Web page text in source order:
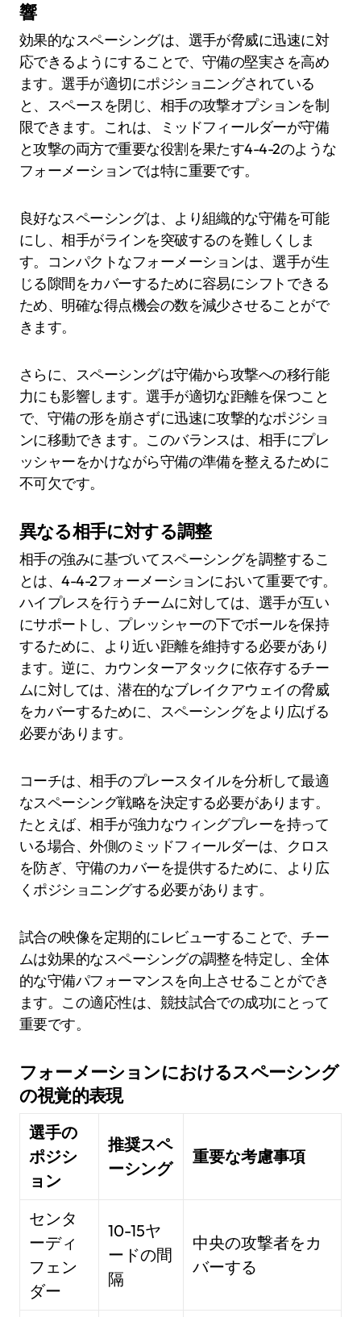
響
効果的なスペーシングは、選手が脅威に迅速に対
応できるようにすることで、守備の堅実さを高め
ます。選手が適切にポジショニングされている
と、スペースを閉じ、相手の攻撃オプションを制
限できます。これは、ミッドフィールダーが守備
と攻撃の両方で重要な役割を果たす4-4-2のような
フォーメーションでは特に重要です。
良好なスペーシングは、より組織的な守備を可能
にし、相手がラインを突破するのを難しくしま
す。コンパクトなフォーメーションは、選手が生
じる隙間をカバーするために容易にシフトできる
ため、明確な得点機会の数を減少させることがで
きます。
さらに、スペーシングは守備から攻撃への移行能
力にも影響します。選手が適切な距離を保つこと
で、守備の形を崩さずに迅速に攻撃的なポジショ
ンに移動できます。このバランスは、相手にプレ
ッシャーをかけながら守備の準備を整えるために
不可欠です。
異なる相手に対する調整
相手の強みに基づいてスペーシングを調整するこ
とは、4-4-2フォーメーションにおいて重要です。
ハイプレスを行うチームに対しては、選手が互い
にサポートし、プレッシャーの下でボールを保持
するために、より近い距離を維持する必要があり
ます。逆に、カウンターアタックに依存するチー
ムに対しては、潜在的なブレイクアウェイの脅威
をカバーするために、スペーシングをより広げる
必要があります。
コーチは、相手のプレースタイルを分析して最適
なスペーシング戦略を決定する必要があります。
たとえば、相手が強力なウィングプレーを持って
いる場合、外側のミッドフィールダーは、クロス
を防ぎ、守備のカバーを提供するために、より広
くポジショニングする必要があります。
試合の映像を定期的にレビューすることで、チー
ムは効果的なスペーシングの調整を特定し、全体
的な守備パフォーマンスを向上させることができ
ます。この適応性は、競技試合での成功にとって
重要です。
フォーメーションにおけるスペーシング
の視覚的表現
選手の
ポジシ
ョン
推奨スペ
ーシング
重要な考慮事項
センタ
ーディ
フェン
ダー
10-15ヤ
ードの間
隔
中央の攻撃者をカ
バーする